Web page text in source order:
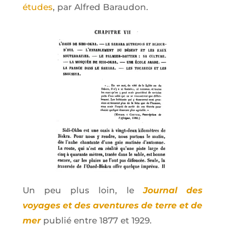
études, par Alfred Baraudon.
Un peu plus loin, leJour­nal des
voyages et des aven­tures de terre et de
merpublié entre 1877 et 1929.